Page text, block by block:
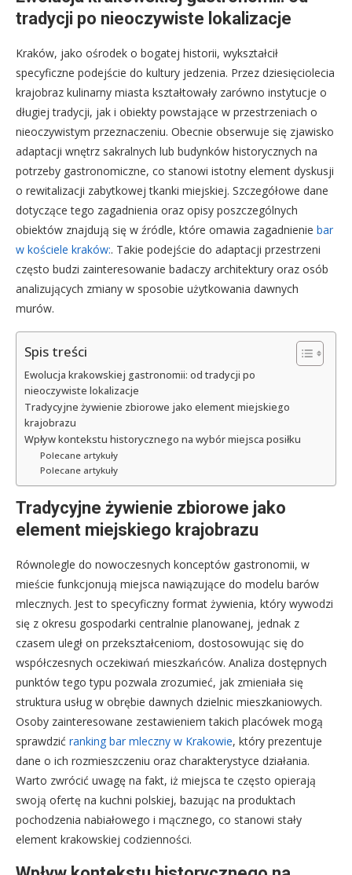
tradycji po nieoczywiste lokalizacje
Kraków, jako ośrodek o bogatej historii, wykształcił
specyficzne podejście do kultury jedzenia. Przez dziesięciolecia
krajobraz kulinarny miasta kształtowały zarówno instytucje o
długiej tradycji, jak i obiekty powstające w przestrzeniach o
nieoczywistym przeznaczeniu. Obecnie obserwuje się zjawisko
adaptacji wnętrz sakralnych lub budynków historycznych na
potrzeby gastronomiczne, co stanowi istotny element dyskusji
o rewitalizacji zabytkowej tkanki miejskiej. Szczegółowe dane
dotyczące tego zagadnienia oraz opisy poszczególnych
obiektów znajdują się w źródle, które omawia zagadnienie bar
w kościele kraków:. Takie podejście do adaptacji przestrzeni
często budzi zainteresowanie badaczy architektury oraz osób
analizujących zmiany w sposobie użytkowania dawnych
murów.
Spis treści
Ewolucja krakowskiej gastronomii: od tradycji po
nieoczywiste lokalizacje
Tradycyjne żywienie zbiorowe jako element miejskiego
krajobrazu
Wpływ kontekstu historycznego na wybór miejsca posiłku
Polecane artykuły
Polecane artykuły
Tradycyjne żywienie zbiorowe jako
element miejskiego krajobrazu
Równolegle do nowoczesnych konceptów gastronomii, w
mieście funkcjonują miejsca nawiązujące do modelu barów
mlecznych. Jest to specyficzny format żywienia, który wywodzi
się z okresu gospodarki centralnie planowanej, jednak z
czasem uległ on przekształceniom, dostosowując się do
współczesnych oczekiwań mieszkańców. Analiza dostępnych
punktów tego typu pozwala zrozumieć, jak zmieniała się
struktura usług w obrębie dawnych dzielnic mieszkaniowych.
Osoby zainteresowane zestawieniem takich placówek mogą
sprawdzić ranking bar mleczny w Krakowie, który prezentuje
dane o ich rozmieszczeniu oraz charakterystyce działania.
Warto zwrócić uwagę na fakt, iż miejsca te często opierają
swoją ofertę na kuchni polskiej, bazując na produktach
pochodzenia nabiałowego i mącznego, co stanowi stały
element krakowskiej codzienności.